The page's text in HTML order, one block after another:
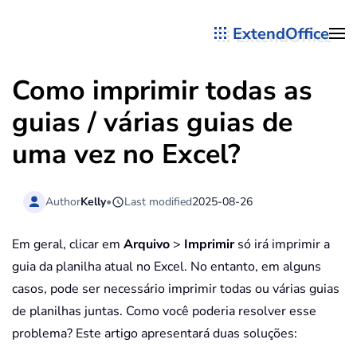
ExtendOffice
Como imprimir todas as
guias / várias guias de
uma vez no Excel?
AuthorKelly• Last modified2025-08-26
Em geral, clicar em Arquivo > Imprimirsó irá imprimir a
guia da planilha atual no Excel. No entanto, em alguns
casos, pode ser necessário imprimir todas ou várias guias
de planilhas juntas. Como você poderia resolver esse
problema? Este artigo apresentará duas soluções: